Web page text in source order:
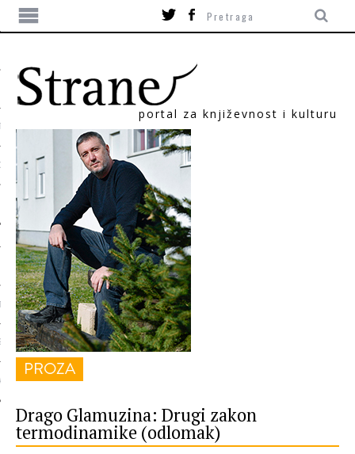
portal za književnost i kulturu
PROZA
Drago Glamuzina: Drugi zakon
termodinamike (odlomak)